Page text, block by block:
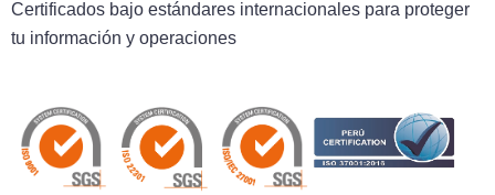
Certificados bajo estándares internacionales para proteger
tu información y operaciones